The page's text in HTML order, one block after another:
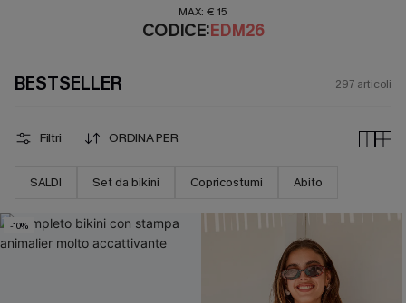
MAX: € 15
CODICE:EDM26
BESTSELLER 297 articoli
Filtri ORDINA PER
SALDI Set da bikini Copricostumi Abito
-10%